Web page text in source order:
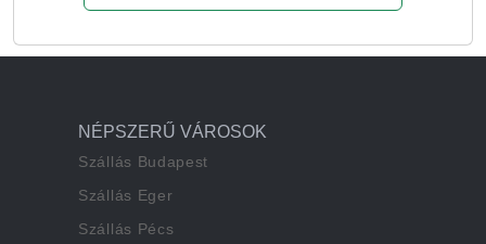
NÉPSZERŰ VÁROSOK
Szállás Budapest
Szállás Eger
Szállás Pécs